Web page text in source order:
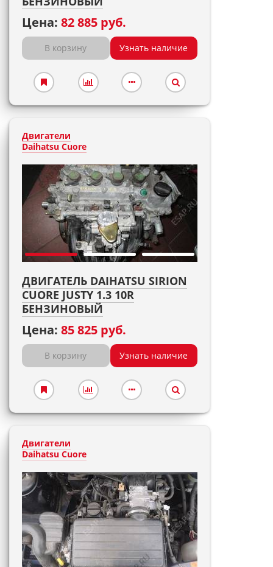
Цена: 82 885 руб.
В корзину Узнать наличие
Двигатели
Daihatsu Cuore
ДВИГАТЕЛЬ DAIHATSU SIRION
CUORE JUSTY 1.3 10R
БЕНЗИНОВЫЙ
Цена: 85 825 руб.
В корзину Узнать наличие
Двигатели
Daihatsu Cuore